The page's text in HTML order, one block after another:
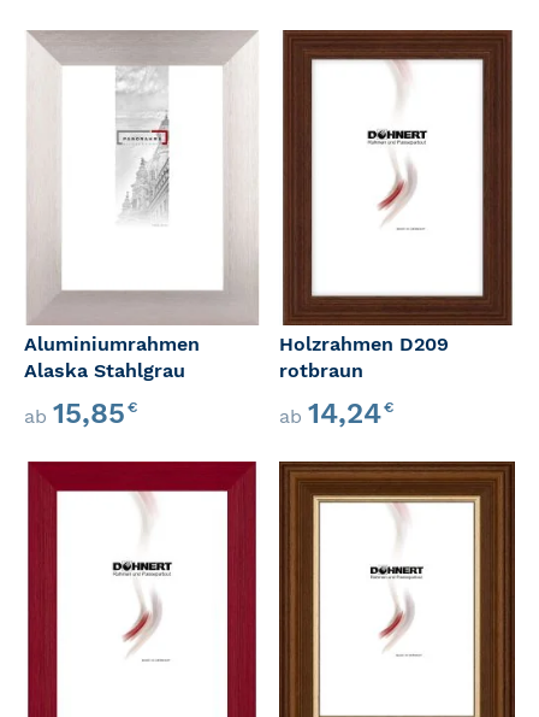
Aluminiumrahmen
Alaska Stahlgrau
ab 15,85€
Holzrahmen D209
rotbraun
ab 14,24€